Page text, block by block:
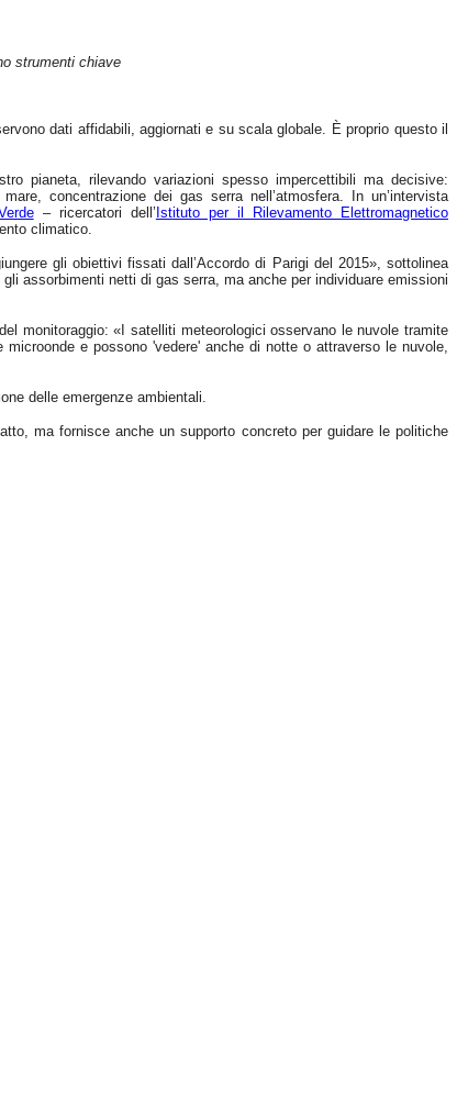
strumenti chiave
dati affidabili, aggiornati e su scala globale. È proprio questo il
pianeta, rilevando variazioni spesso impercettibili ma decisive:
concentrazione dei gas serra nell’atmosfera. In un’intervista
– ricercatori dell’ Istituto per il Rilevamento Elettromagnetico
climatico.
gli obiettivi fissati dall’Accordo di Parigi del 2015», sottolinea
assorbimenti netti di gas serra, ma anche per individuare emissioni
monitoraggio: «I satelliti meteorologici osservano le nuvole tramite
e possono 'vedere' anche di notte o attraverso le nuvole,
delle emergenze ambientali.
ma fornisce anche un supporto concreto per guidare le politiche